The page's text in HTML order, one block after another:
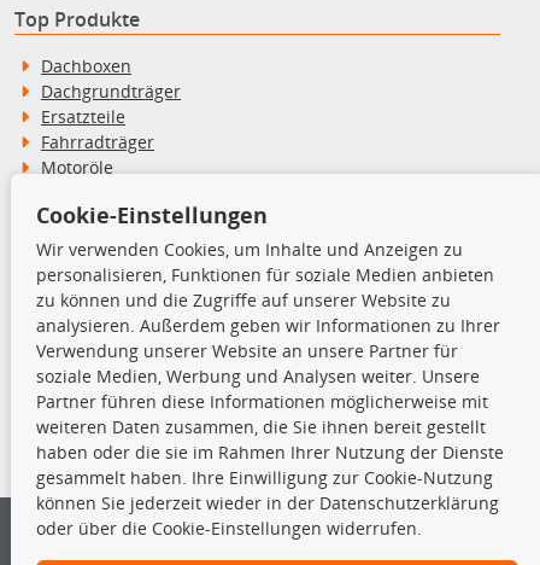
Top Produkte
Dachboxen
Dachgrundträger
Ersatzteile
Fahrradträger
Motoröle
Schneeketten
TecDoc Inside
Die hier angezeigten Daten insbesondere die gesamte Datenbank dürfen
nicht kopiert werden.
Es ist zu unterlassen, die Daten oder die gesamte Datenbank ohne
vorherige Zustimmung von TecDoc zu vervielfältigen, zu verbreiten
und/oder diese Handlungen durch Dritte ausführen zu lassen. Ein
Cookie-Einstellungen
Wir verwenden Cookies, um Inhalte und Anzeigen zu
personalisieren, Funktionen für soziale Medien anbieten
zu können und die Zugriffe auf unserer Website zu
analysieren. Außerdem geben wir Informationen zu Ihrer
Verwendung unserer Website an unsere Partner für
soziale Medien, Werbung und Analysen weiter. Unsere
Partner führen diese Informationen möglicherweise mit
weiteren Daten zusammen, die Sie ihnen bereit gestellt
haben oder die sie im Rahmen Ihrer Nutzung der Dienste
gesammelt haben. Ihre Einwilligung zur Cookie-Nutzung
können Sie jederzeit wieder in der Datenschutzerklärung
oder über die Cookie-Einstellungen widerrufen.